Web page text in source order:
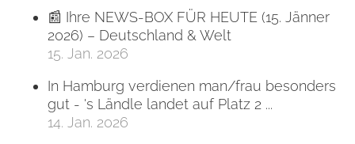
📰 Ihre NEWS-BOX FÜR HEUTE (15. Jänner
2026) – Deutschland & Welt
15. Jan. 2026
In Hamburg verdienen man/frau besonders
gut - 's Ländle landet auf Platz 2 ...
14. Jan. 2026